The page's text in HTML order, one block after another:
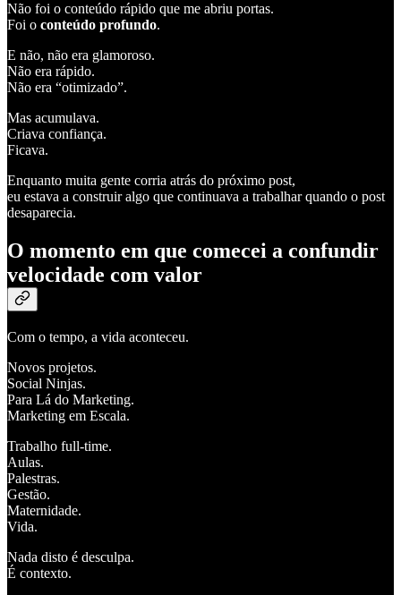
Não foi o conteúdo rápido que me abriu portas.
Foi o conteúdo profundo.
E não, não era glamoroso.
Não era rápido.
Não era “otimizado”.
Mas acumulava.
Criava confiança.
Ficava.
Enquanto muita gente corria atrás do próximo post,
eu estava a construir algo que continuava a trabalhar quando o post
desaparecia.
O momento em que comecei a confundir
velocidade com valor
Com o tempo, a vida aconteceu.
Novos projetos.
Social Ninjas.
Para Lá do Marketing.
Marketing em Escala.
Trabalho full-time.
Aulas.
Palestras.
Gestão.
Maternidade.
Vida.
Nada disto é desculpa.
É contexto.